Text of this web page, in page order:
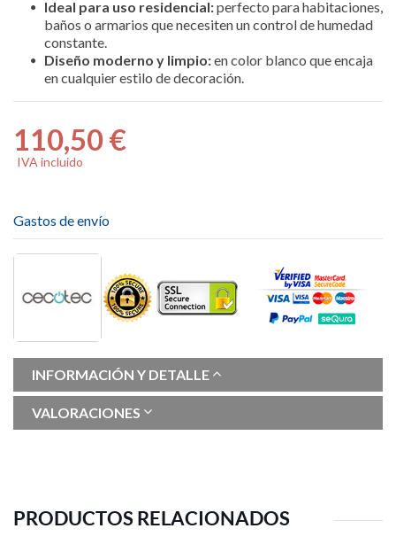
Ideal para uso residencial:perfecto para habitaciones,
baños o armarios que necesiten un control de humedad
constante.
Diseño moderno y limpio:en color blanco que encaja
en cualquier estilo de decoración.
110,50 €
IVA incluido
Gastos de envío
INFORMACIÓN Y DETALLE
VALORACIONES
PRODUCTOS RELACIONADOS